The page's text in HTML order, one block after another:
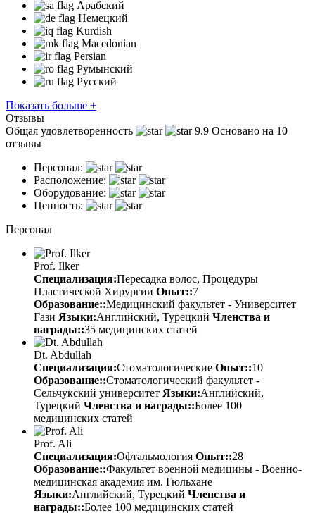
Арабский
Немецкий
Kurdish
Macedonian
Persian
Румынский
Русский
Показать больше +
Отзывы
Общая удовлетворенность
9.9 Основано на 10
отзывы
Персонал:
Расположение:
Оборудование:
Ценность:
Персонал
Prof. Ilker
Специализация:Пересадка волос, Процедуры
Пластической Хирургии Опыт::7
Образование::Медицинский факультет - Университет
Гази Языки:Английский, Турецкий Членства и
награды::35 медицинских статей
Dt. Abdullah
Специализация:Стоматологические Опыт::10
Образование::Стоматологический факультет -
Сельчукский университет Языки:Английский,
Турецкий Членства и награды::Более 100
медицинских статей
Prof. Ali
Специализация:Офтальмология Опыт::28
Образование::Факультет военной медицины - Военно-
медицинская академия им. Гюльхане
Языки:Английский, Турецкий Членства и
награды::Более 100 медицинских статей